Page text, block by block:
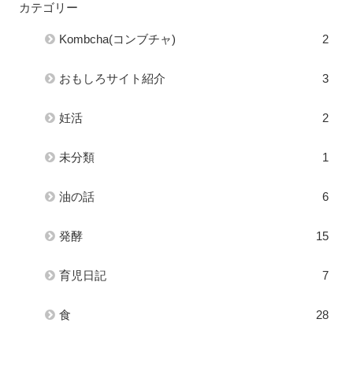
カテゴリー
Kombcha(コンブチャ) 2
おもしろサイト紹介 3
妊活 2
未分類 1
油の話 6
発酵 15
育児日記 7
食 28